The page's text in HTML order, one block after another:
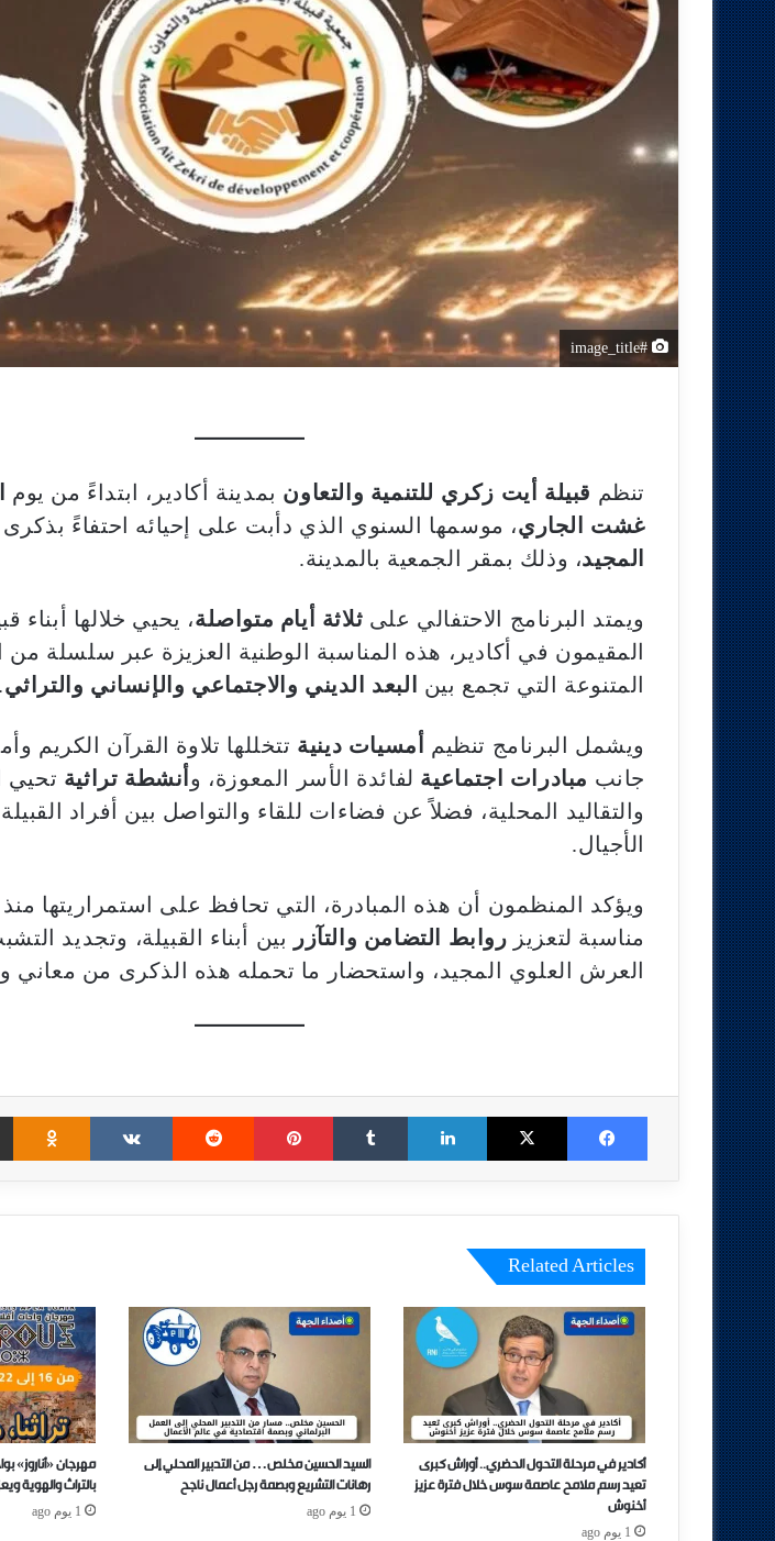
#image_title
تنظم قبيلة أيت زكري للتنمية والتعاون بمدينة أكادير، ابتداءً من يوم
غشت الجاري، موسمها السنوي الذي دأبت على إحيائه احتفاءً بذكرى
المجيد، وذلك بمقر الجمعية بالمدينة.
ويمتد البرنامج الاحتفالي على ثلاثة أيام متواصلة، يحيي خلالها أبناء
المقيمون في أكادير، هذه المناسبة الوطنية العزيزة عبر سلسلة من
المتنوعة التي تجمع بين
البعد الديني والاجتماعي والإنساني والتراثي.
ويشمل البرنامج تنظيم أمسيات دينية تتخللها تلاوة القرآن الكريم
جانب مبادرات اجتماعية لفائدة الأسر المعوزة، و أنشطة تراثية تحيي
والتقاليد المحلية، فضلاً عن فضاءات للقاء والتواصل بين أفراد
الأجيال.
ويؤكد المنظمون أن هذه المبادرة، التي تحافظ على استمراريتها
مناسبة لتعزيز روابط التضامن والتآزر
بين أبناء القبيلة، وتجديد
العرش العلوي المجيد، واستحضار ما تحمله هذه الذكرى من معاني
Facebook
X
LinkedIn
Tumblr
Pinterest
Reddit
VKontakte
Related Articles
أكادير في مرحلة التحول الحضري.. أوراش كبرى
تعيد رسم ملامح عاصمة سوس خلال فترة عزيز
أخنوش
1 يوم ago
السيد الحسين مخلص… من التدبير المحلي إلى
رهانات التشريع وبصمة رجل أعمال ناجح
1 يوم ago
مهرجان «أناروز»
بالتراث والهوية
1 يوم ago